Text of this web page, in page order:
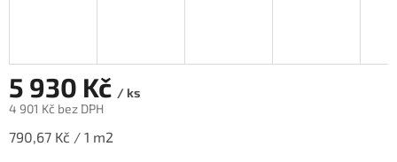
5 930 Kč / ks
4 901 Kč bez DPH
Měrná
790,67 Kč / 1 m2